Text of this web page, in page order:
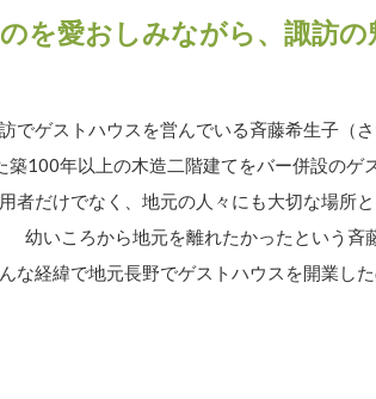
を愛おしみながら、諏訪の
でゲストハウスを営んでいる斉藤希生子（さ
築100年以上の木造二階建てをバー併設のゲ
者だけでなく、地元の人々にも大切な場所
幼いころから地元を離れたかったという斉
な経緯で地元長野でゲストハウスを開業した